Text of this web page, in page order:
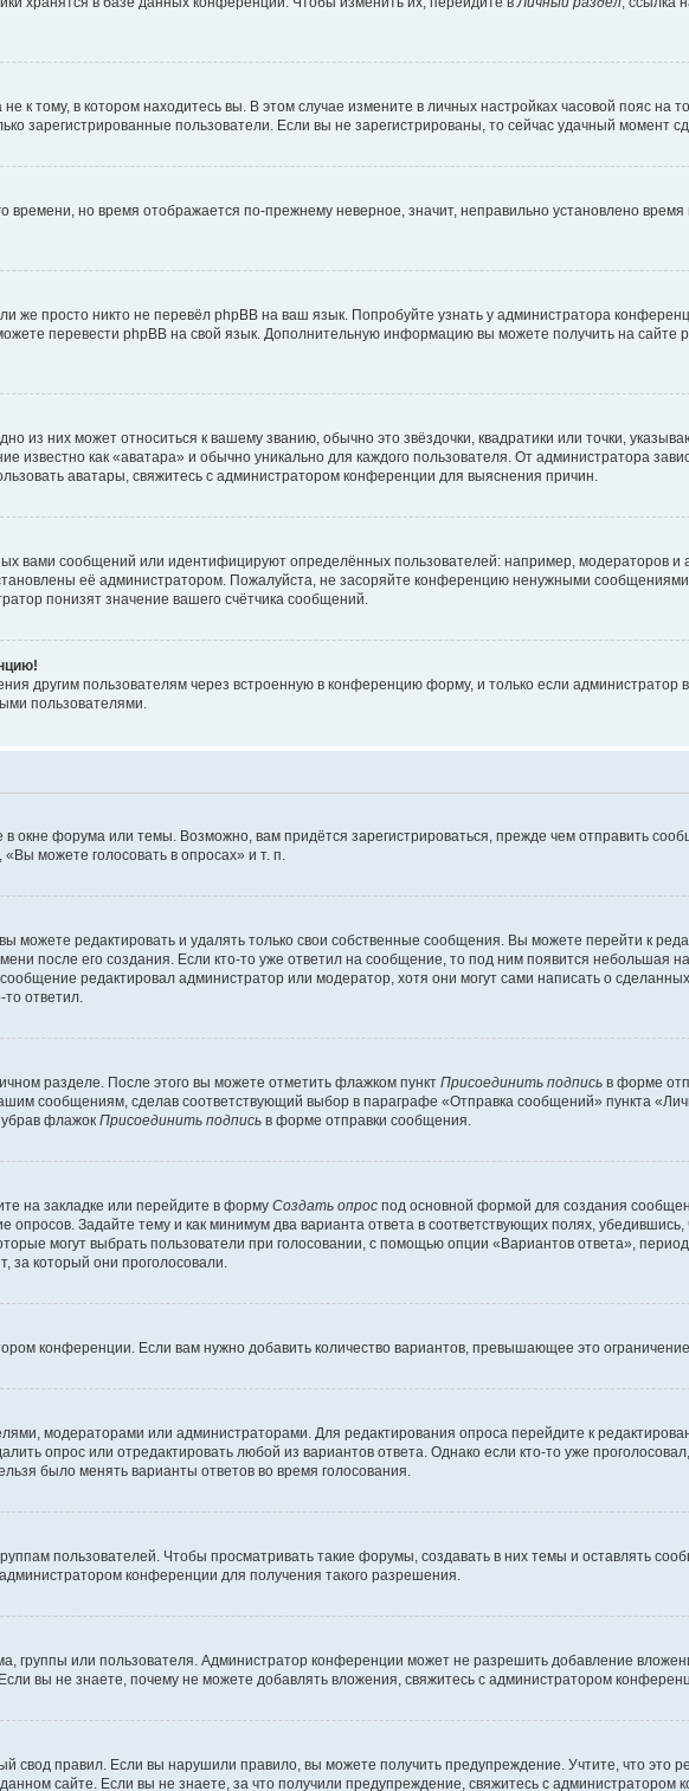
к тому, в котором находитесь вы. В этом случае измените в личных настройках часовой пояс на
зарегистрированные пользователи. Если вы не зарегистрированы, то сейчас удачный момент
времени, но время отображается по-прежнему неверное, значит, неправильно установлено
же просто никто не перевёл phpBB на ваш язык. Попробуйте узнать у администратора
перевести phpBB на свой язык. Дополнительную информацию вы можете получить на сайте
из них может относиться к вашему званию, обычно это звёздочки, квадратики или точки,
известно как «аватара» и обычно уникально для каждого пользователя. От администратора
аватары, свяжитесь с администратором конференции для выяснения причин.
вами сообщений или идентифицируют определённых пользователей: например, модераторов
её администратором. Пожалуйста, не засоряйте конференцию ненужными сообщениями
понизят значение вашего счётчика сообщений.
другим пользователям через встроенную в конференцию форму, и только если администратор
пользователями.
окне форума или темы. Возможно, вам придётся зарегистрироваться, прежде чем отправить
можете голосовать в опросах» и т. п.
редактировать и удалять только свои собственные сообщения. Вы можете перейти к
после его создания. Если кто-то уже ответил на сообщение, то под ним появится небольшая
редактировал администратор или модератор, хотя они могут сами написать о
ответил.
разделе. После этого вы можете отметить флажком пункт Присоединить подпись в форме
сообщениям, сделав соответствующий выбор в параграфе «Отправка сообщений» пункта
флажок Присоединить подпись в форме отправки сообщения.
на закладке или перейдите в форму Создать опрос под основной формой для создания
Задайте тему и как минимум два варианта ответа в соответствующих полях,
могут выбрать пользователи при голосовании, с помощью опции «Вариантов ответа»,
за который они проголосовали.
конференции. Если вам нужно добавить количество вариантов, превышающее это
модераторами или администраторами. Для редактирования опроса перейдите к
опрос или отредактировать любой из вариантов ответа. Однако если кто-то уже
было менять варианты ответов во время голосования.
пользователей. Чтобы просматривать такие форумы, создавать в них темы и оставлять
конференции для получения такого разрешения.
группы или пользователя. Администратор конференции может не разрешить добавление
вы не знаете, почему не можете добавлять вложения, свяжитесь с администратором
свод правил. Если вы нарушили правило, вы можете получить предупреждение. Учтите, что это
сайте. Если вы не знаете, за что получили предупреждение, свяжитесь с администратором